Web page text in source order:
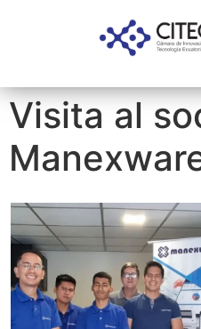
Visita al